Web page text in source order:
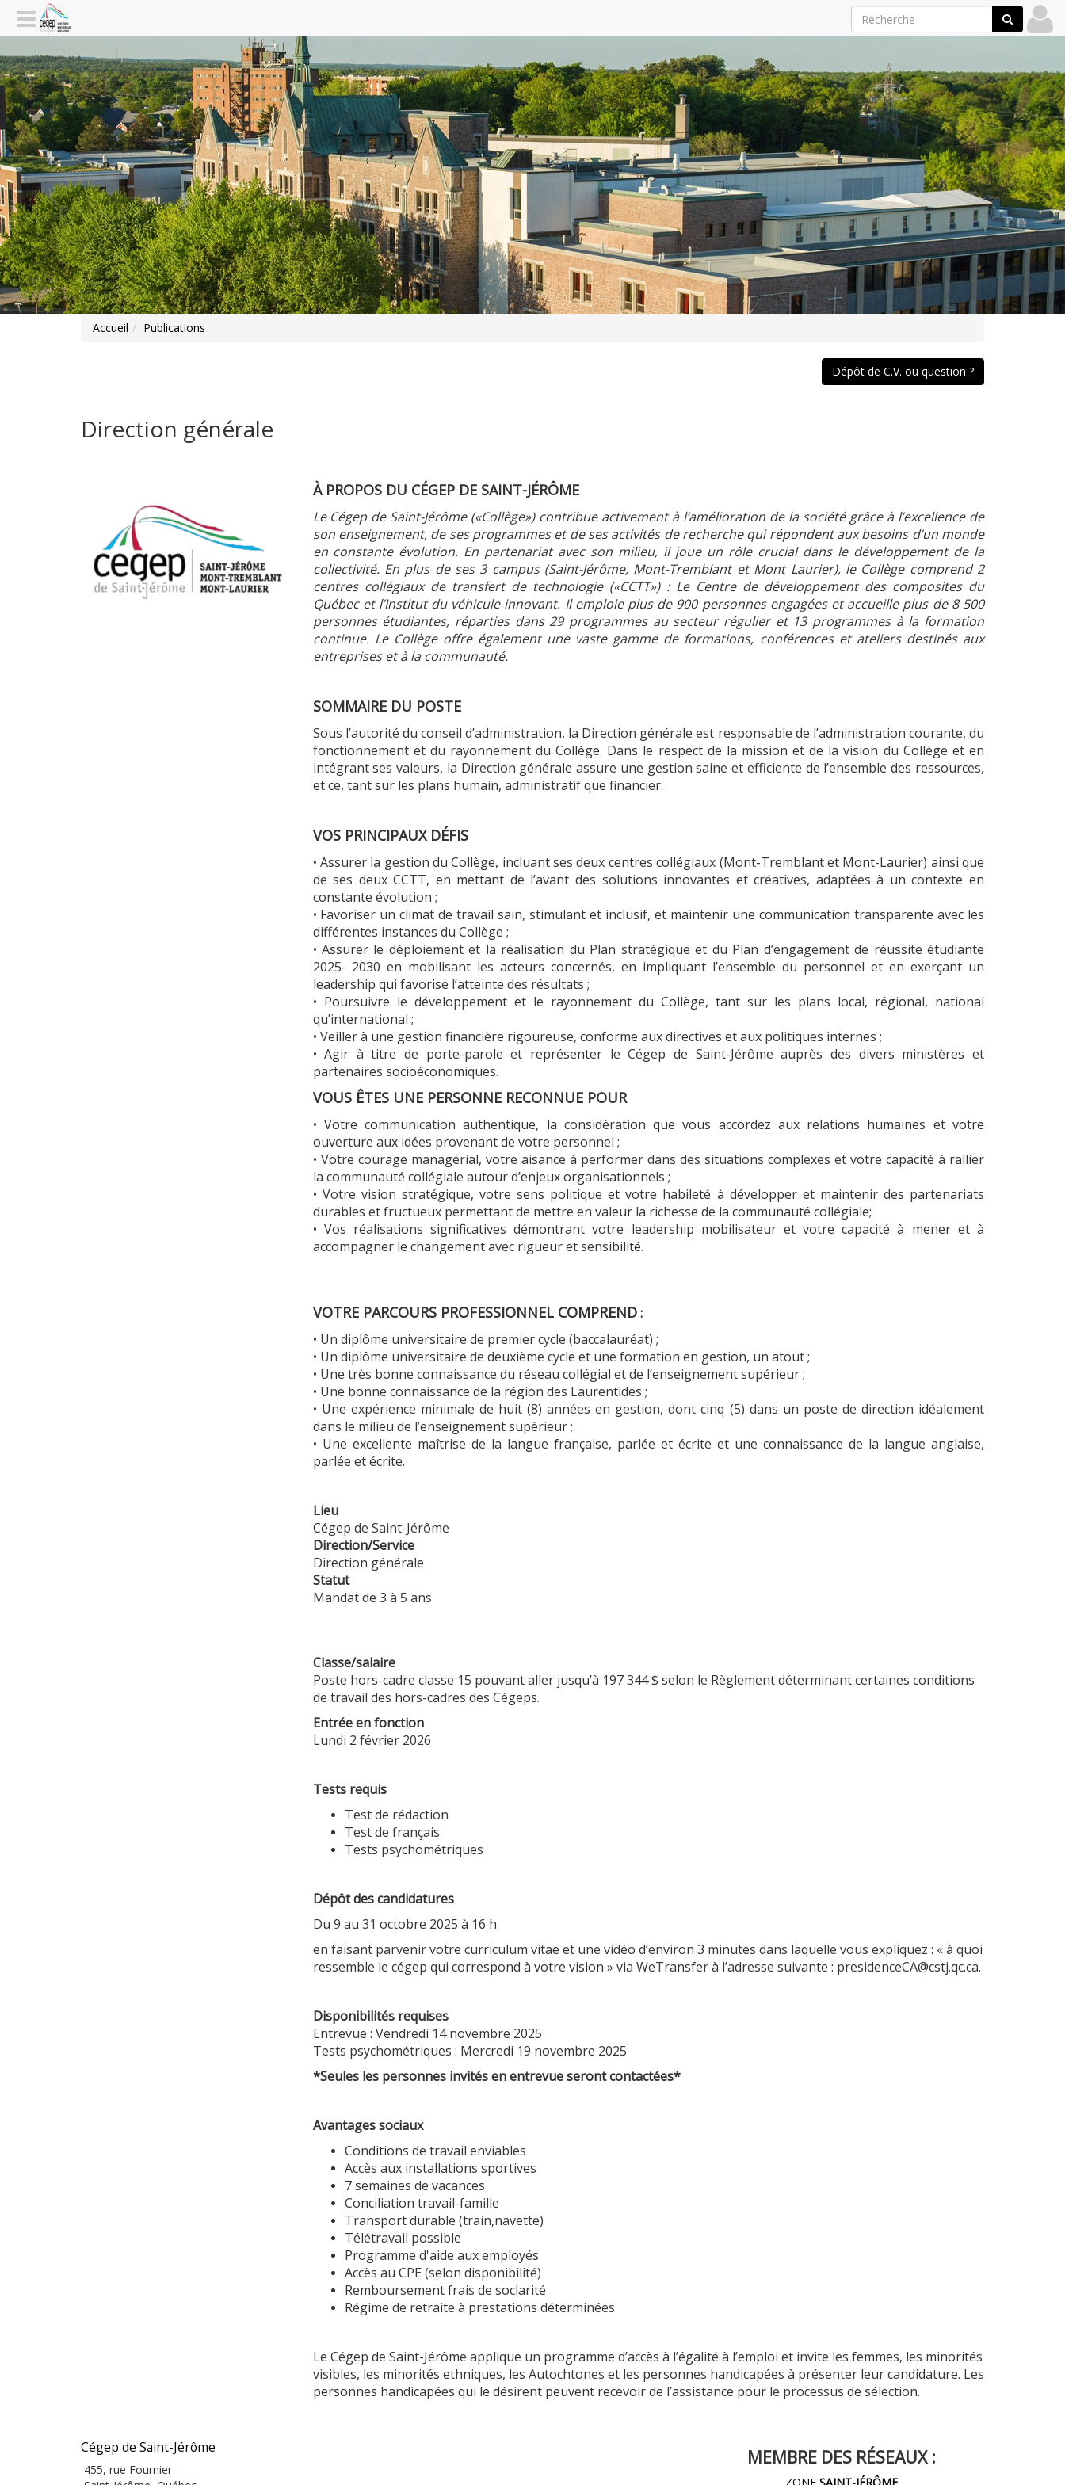
Accueil Publications
Dépôt de C.V. ou question ?
Direction générale
À PROPOS DU CÉGEP DE SAINT-JÉRÔME
Le Cégep de Saint-Jérôme («Collège») contribue activement à l’amélioration de la société grâce à l’excellence de
son enseignement, de ses programmes et de ses activités de recherche qui répondent aux besoins d’un monde
en constante évolution. En partenariat avec son milieu, il joue un rôle crucial dans le développement de la
collectivité. En plus de ses 3 campus (Saint-Jérôme, Mont-Tremblant et Mont Laurier), le Collège comprend 2
centres collégiaux de transfert de technologie («CCTT») : Le Centre de développement des composites du
Québec et l’Institut du véhicule innovant. Il emploie plus de 900 personnes engagées et accueille plus de 8 500
personnes étudiantes, réparties dans 29 programmes au secteur régulier et 13 programmes à la formation
continue. Le Collège offre également une vaste gamme de formations, conférences et ateliers destinés aux
entreprises et à la communauté.
SOMMAIRE DU POSTE
Sous l’autorité du conseil d’administration, la Direction générale est responsable de l’administration courante, du
fonctionnement et du rayonnement du Collège. Dans le respect de la mission et de la vision du Collège et en
intégrant ses valeurs, la Direction générale assure une gestion saine et efficiente de l’ensemble des ressources,
et ce, tant sur les plans humain, administratif que financier.
VOS PRINCIPAUX DÉFIS
• Assurer la gestion du Collège, incluant ses deux centres collégiaux (Mont-Tremblant et Mont-Laurier) ainsi que
de ses deux CCTT, en mettant de l’avant des solutions innovantes et créatives, adaptées à un contexte en
constante évolution ;
• Favoriser un climat de travail sain, stimulant et inclusif, et maintenir une communication transparente avec les
différentes instances du Collège ;
• Assurer le déploiement et la réalisation du Plan stratégique et du Plan d’engagement de réussite étudiante
2025- 2030 en mobilisant les acteurs concernés, en impliquant l’ensemble du personnel et en exerçant un
leadership qui favorise l’atteinte des résultats ;
• Poursuivre le développement et le rayonnement du Collège, tant sur les plans local, régional, national
qu’international ;
• Veiller à une gestion financière rigoureuse, conforme aux directives et aux politiques internes ;
• Agir à titre de porte-parole et représenter le Cégep de Saint-Jérôme auprès des divers ministères et
partenaires socioéconomiques.
VOUS ÊTES UNE PERSONNE RECONNUE POUR
• Votre communication authentique, la considération que vous accordez aux relations humaines et votre
ouverture aux idées provenant de votre personnel ;
• Votre courage managérial, votre aisance à performer dans des situations complexes et votre capacité à rallier
la communauté collégiale autour d’enjeux organisationnels ;
• Votre vision stratégique, votre sens politique et votre habileté à développer et maintenir des partenariats
durables et fructueux permettant de mettre en valeur la richesse de la communauté collégiale;
• Vos réalisations significatives démontrant votre leadership mobilisateur et votre capacité à mener et à
accompagner le changement avec rigueur et sensibilité.
VOTRE PARCOURS PROFESSIONNEL COMPREND:
• Un diplôme universitaire de premier cycle (baccalauréat) ;
• Un diplôme universitaire de deuxième cycle et une formation en gestion, un atout ;
• Une très bonne connaissance du réseau collégial et de l’enseignement supérieur ;
• Une bonne connaissance de la région des Laurentides ;
• Une expérience minimale de huit (8) années en gestion, dont cinq (5) dans un poste de direction idéalement
dans le milieu de l’enseignement supérieur ;
• Une excellente maîtrise de la langue française, parlée et écrite et une connaissance de la langue anglaise,
parlée et écrite.
Lieu
Cégep de Saint-Jérôme
Direction/Service
Direction générale
Statut
Mandat de 3 à 5 ans
Classe/salaire
Poste hors-cadre classe 15 pouvant aller jusqu’à 197 344 $ selon le Règlement déterminant certaines conditions
de travail des hors-cadres des Cégeps.
Entrée en fonction
Lundi 2 février 2026
Tests requis
Test de rédaction
Test de français
Tests psychométriques
Dépôt des candidatures
Du 9 au 31 octobre 2025 à 16 h
en faisant parvenir votre curriculum vitae et une vidéo d’environ 3 minutes dans laquelle vous expliquez : « à quoi
ressemble le cégep qui correspond à votre vision » via WeTransfer à l’adresse suivante : presidenceCA@cstj.qc.ca.
Disponibilités requises
Entrevue : Vendredi 14 novembre 2025
Tests psychométriques : Mercredi 19 novembre 2025
*Seules les personnes invités en entrevue seront contactées*
Avantages sociaux
Conditions de travail enviables
Accès aux installations sportives
7 semaines de vacances
Conciliation travail-famille
Transport durable (train,navette)
Télétravail possible
Programme d'aide aux employés
Accès au CPE (selon disponibilité)
Remboursement frais de soclarité
Régime de retraite à prestations déterminées
Le Cégep de Saint-Jérôme applique un programme d’accès à l’égalité à l’emploi et invite les femmes, les minorités
visibles, les minorités ethniques, les Autochtones et les personnes handicapées à présenter leur candidature. Les
personnes handicapées qui le désirent peuvent recevoir de l’assistance pour le processus de sélection.
Cégep de Saint-Jérôme
455, rue Fournier
MEMBRE DES RÉSEAUX :